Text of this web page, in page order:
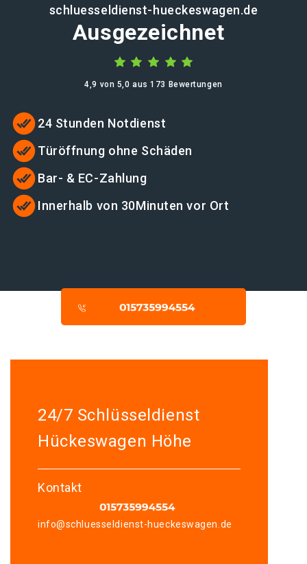
schluesseldienst-hueckeswagen.de
Ausgezeichnet
4,9 von 5,0 aus 173 Bewertungen
24 Stunden Notdienst
Türöffnung ohne Schäden
Bar- & EC-Zahlung
Innerhalb von 30Minuten vor Ort
24/7 Schlüsseldienst
Hückeswagen Höhe
Kontakt
info@schluesseldienst-hueckeswagen.de